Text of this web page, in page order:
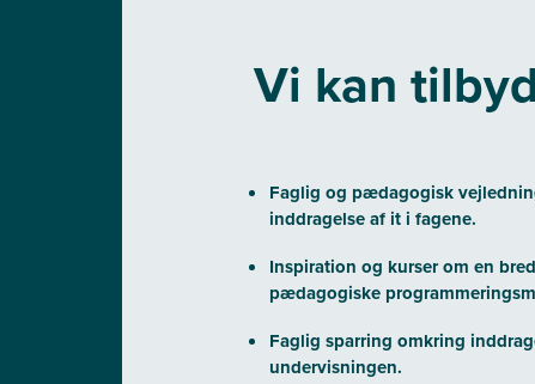
Vi kan
Faglig og pædagogisk
inddragelse af it i fagene.
Inspiration og kurser om en
pædagogiske
Faglig sparring omkring
undervisningen.